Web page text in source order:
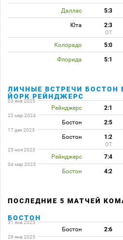
Даллас 5:3
Юта 2:3
ОТ
Колорадо 5:0
Флорида 5:1
ЛИЧНЫЕ ВСТРЕЧИ
ЙОРК РЕЙНДЖЕРС
03 янв 2025
Рейнджерс 2:1
22 мар 2024
Бостон 2:5
17 дек 2023
Бостон 1:2
ОТ
25 ноя 2023
Рейнджерс 7:4
04 мар 2023
Бостон 4:2
ПОСЛЕДНИЕ 5 МАТЧЕЙ
БОСТОН
31 янв 2025
Бостон 2:6
29 янв 2025